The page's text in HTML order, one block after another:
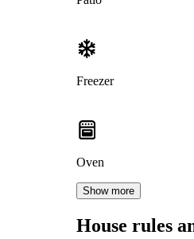
Freezer
Oven
Show more
House rules